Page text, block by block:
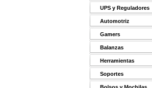
UPS y Reguladores
Automotriz
Gamers
Balanzas
Herramientas
Soportes